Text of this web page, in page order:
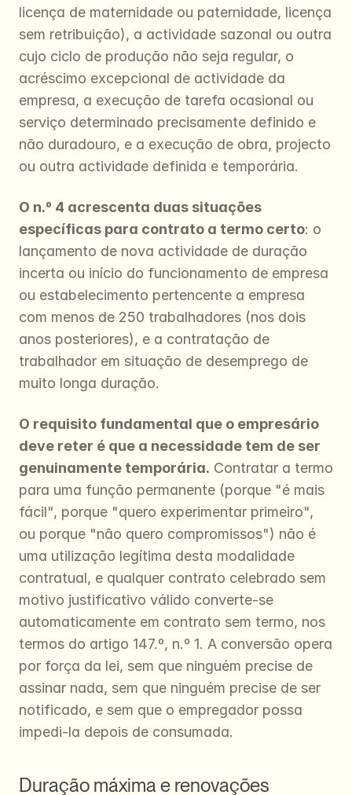
licença de maternidade ou paternidade, licença
sem retribuição), a actividade sazonal ou outra
cujo ciclo de produção não seja regular, o
acréscimo excepcional de actividade da
empresa, a execução de tarefa ocasional ou
serviço determinado precisamente definido e
não duradouro, e a execução de obra, projecto
ou outra actividade definida e temporária.
O n.º 4 acrescenta duas situações
específicas para contrato a termo certo: o
lançamento de nova actividade de duração
incerta ou início do funcionamento de empresa
ou estabelecimento pertencente a empresa
com menos de 250 trabalhadores (nos dois
anos posteriores), e a contratação de
trabalhador em situação de desemprego de
muito longa duração.
O requisito fundamental que o empresário
deve reter é que a necessidade tem de ser
genuinamente temporária. Contratar a termo
para uma função permanente (porque "é mais
fácil", porque "quero experimentar primeiro",
ou porque "não quero compromissos") não é
uma utilização legítima desta modalidade
contratual, e qualquer contrato celebrado sem
motivo justificativo válido converte-se
automaticamente em contrato sem termo, nos
termos do artigo 147.º, n.º 1. A conversão opera
por força da lei, sem que ninguém precise de
assinar nada, sem que ninguém precise de ser
notificado, e sem que o empregador possa
impedi-la depois de consumada.
Duração máxima e renovações